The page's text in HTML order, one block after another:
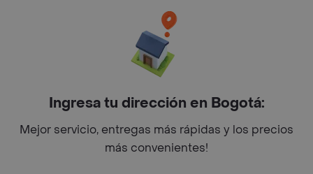
Top Marcas y Cadenas de Restaurantes
Encuéntranos en estos países
Restaurantes cerca de mi para pedir Comida a Domicilio -
Ingresa tu dirección en Bogotá:
Mejor servicio, entregas más rápidas y los precios
más convenientes!